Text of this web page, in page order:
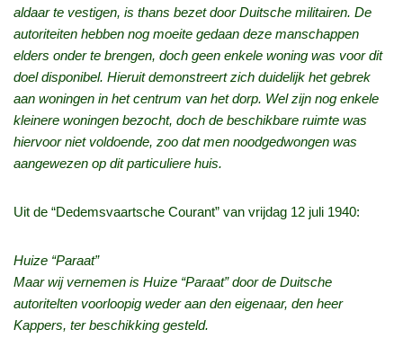
aldaar te vestigen, is thans bezet door Duitsche militairen. De
autoriteiten hebben nog moeite gedaan deze manschappen
elders onder te brengen, doch geen enkele woning was voor dit
doel disponibel. Hieruit demonstreert zich duidelijk het gebrek
aan woningen in het centrum van het dorp. Wel zijn nog enkele
kleinere woningen bezocht, doch de beschikbare ruimte was
hiervoor niet voldoende, zoo dat men noodgedwongen was
aangewezen op dit particuliere huis.
Uit de “Dedemsvaartsche Courant” van vrijdag 12 juli 1940:
Huize “Paraat”
Maar wij vernemen is Huize “Paraat” door de Duitsche
autoritelten voorloopig weder aan den eigenaar, den heer
Kappers, ter beschikking gesteld.